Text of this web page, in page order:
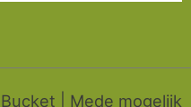
| Mede mogelijk